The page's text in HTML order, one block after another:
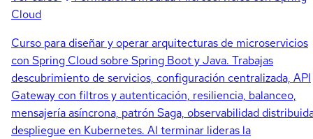
Cloud
Curso para diseñar y operar arquitecturas de microservicios
con Spring Cloud sobre Spring Boot y Java. Trabajas
descubrimiento de servicios, configuración centralizada, API
Gateway con filtros y autenticación, resiliencia, balanceo,
mensajería asíncrona, patrón Saga, observabilidad
despliegue en Kubernetes. Al terminar lideras la